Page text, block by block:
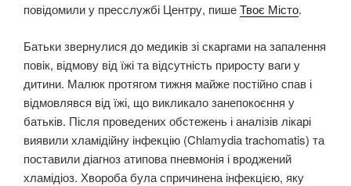
повідомили у пресслужбі Центру, пишеТвоє Місто.
Батьки звернулися до медиків зі скаргами на запалення
повік, відмову від їжі та відсутність приросту ваги у
дитини. Малюк протягом тижня майже постійно спав і
відмовлявся від їжі, що викликало занепокоєння у
батьків. Після проведених обстежень і аналізів лікарі
виявили хламідійну інфекцію (Chlamydia trachomatis) та
поставили діагноз атипова пневмонія і вроджений
хламідіоз. Хвороба була спричинена інфекцією, яку